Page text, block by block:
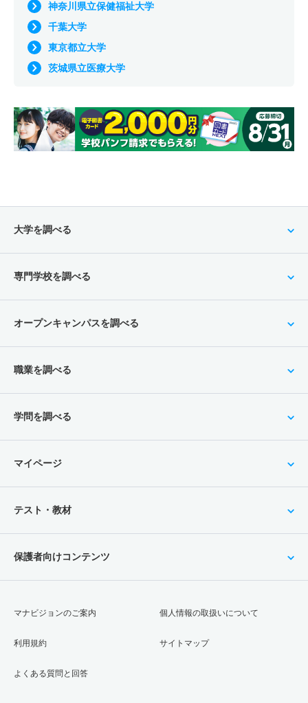
神奈川県立保健福祉大学
千葉大学
東京都立大学
茨城県立医療大学
大学を調べる
専門学校を調べる
オープンキャンパスを調べる
職業を調べる
学問を調べる
マイページ
テスト・教材
保護者向けコンテンツ
マナビジョンのご案内
利用規約
よくある質問と回答
個人情報の取扱いについて
サイトマップ